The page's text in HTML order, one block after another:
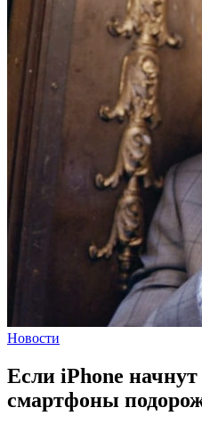
Новости
Если iPhone
смартфоны